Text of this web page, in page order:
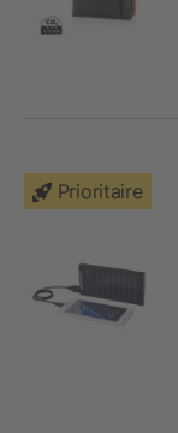
Prioritaire